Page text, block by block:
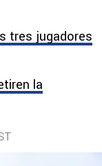
tres jugadores
la